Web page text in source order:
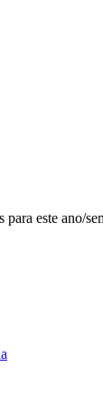
para este ano/